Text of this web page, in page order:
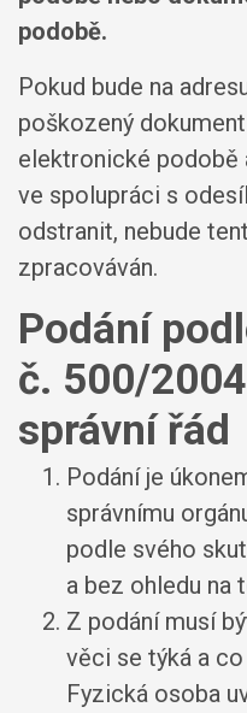
podobě.
Pokud bude na
poškozený
elektronické podobě
ve spolupráci s
odstranit, nebude
zpracováván.
Podání
č. 500/
správní řád
Podání je
správnímu
podle svého
a bez ohledu na
Z podání musí
věci se týká a co
Fyzická osoba